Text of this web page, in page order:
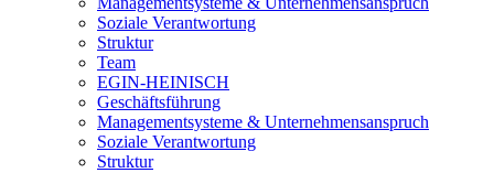
Soziale Verantwortung
Struktur
Team
EGIN-HEINISCH
Geschäftsführung
Managementsysteme & Unternehmensanspruch
Soziale Verantwortung
Struktur